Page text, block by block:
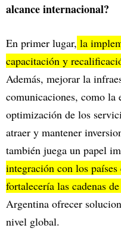
alcance internacional?
En primer lugar, la
capacitación y
Además, mejorar la
comunicaciones, como la
optimización de los
atraer y mantener
también juega un papel
integración con los
fortalecería las cadenas
Argentina ofrecer
nivel global.